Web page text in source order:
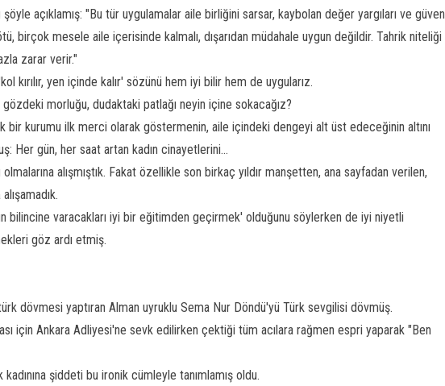
şöyle açıklamış: "Bu tür uygulamalar aile birliğini sarsar, kaybolan değer yargıları ve güven
birçok mesele aile içerisinde kalmalı, dışarıdan müdahale uygun değildir. Tahrik niteliği
zarar verir."
kırılır, yen içinde kalır' sözünü hem iyi bilir hem de uygularız.
morluğu, dudaktaki patlağı neyin içine sokacağız?
bir kurumu ilk merci olarak göstermenin, aile içindeki dengeyi alt üst edeceğinin altını
Her gün, her saat artan kadın cinayetlerini...
alışmıştık. Fakat özellikle son birkaç yıldır manşetten, ana sayfadan verilen,
bilincine varacakları iyi bir eğitimden geçirmek' olduğunu söylerken de iyi niyetli
göz ardı etmiş.
dövmesi yaptıran Alman uyruklu Sema Nur Döndü'yü Türk sevgilisi dövmüş.
için Ankara Adliyesi'ne sevk edilirken çektiği tüm acılara rağmen espri yaparak "Ben
şiddeti bu ironik cümleyle tanımlamış oldu.